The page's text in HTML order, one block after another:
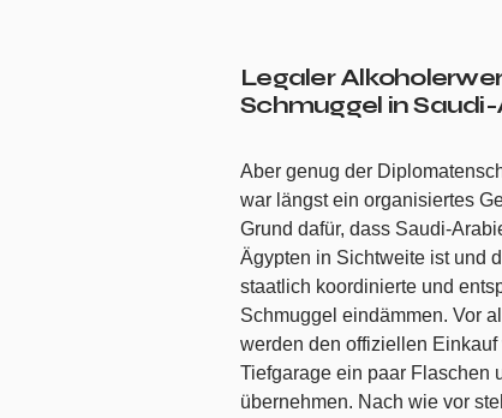
Legaler
Schmuggel in
Aber genug der
war längst ein organisiertes
Grund dafür, dass Saudi-
Ägypten in Sichtweite ist und
staatlich koordinierte und
Schmuggel eindämmen. Vor
werden den offiziellen
Tiefgarage ein paar Flaschen
übernehmen. Nach wie vor